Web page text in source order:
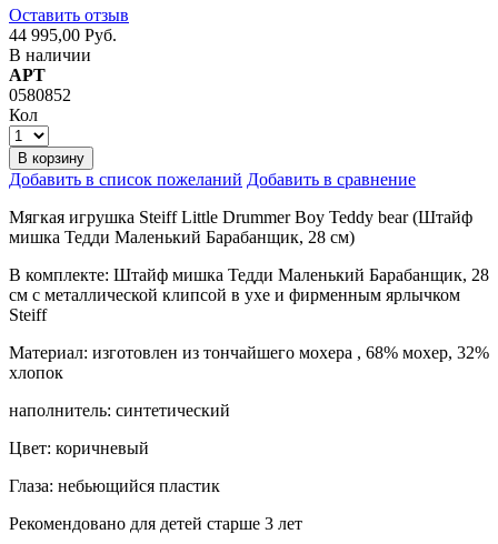
Оставить отзыв
44 995,00 Руб.
В наличии
АРТ
0580852
Кол
В корзину
Добавить в список пожеланий Добавить в сравнение
Мягкая игрушка Steiff Little Drummer Boy Teddy bear (Штайф
мишка Тедди Маленький Барабанщик, 28 см)
В комплекте: Штайф мишка Тедди Маленький Барабанщик, 28
см с металлической клипсой в ухе и фирменным ярлычком
Steiff
Материал: изготовлен из тончайшего мохера , 68% мохер, 32%
хлопок
наполнитель: синтетический
Цвет: коричневый
Глаза: небьющийся пластик
Рекомендовано для детей старше 3 лет